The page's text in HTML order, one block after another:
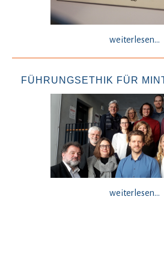
weiterlesen...
FÜHRUNGSETHIK FÜR
weiterlesen...